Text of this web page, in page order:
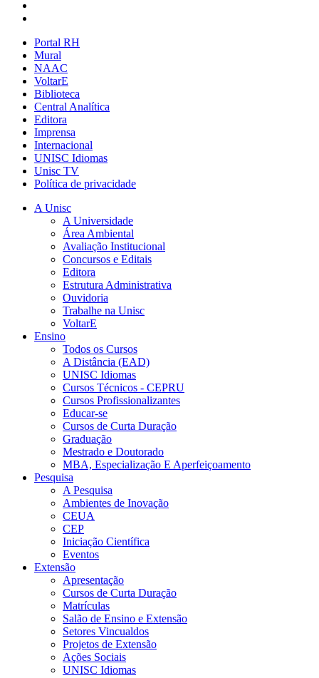
Portal RH
Mural
NAAC
VoltarE
Biblioteca
Central Analítica
Editora
Imprensa
Internacional
UNISC Idiomas
Unisc TV
Política de privacidade
A Unisc
A Universidade
Área Ambiental
Avaliação Institucional
Concursos e Editais
Editora
Estrutura Administrativa
Ouvidoria
Trabalhe na Unisc
VoltarE
Ensino
Todos os Cursos
A Distância (EAD)
UNISC Idiomas
Cursos Técnicos - CEPRU
Cursos Profissionalizantes
Educar-se
Cursos de Curta Duração
Graduação
Mestrado e Doutorado
MBA, Especialização E Aperfeiçoamento
Pesquisa
A Pesquisa
Ambientes de Inovação
CEUA
CEP
Iniciação Científica
Eventos
Extensão
Apresentação
Cursos de Curta Duração
Matrículas
Salão de Ensino e Extensão
Setores Vincualdos
Projetos de Extensão
Ações Sociais
UNISC Idiomas